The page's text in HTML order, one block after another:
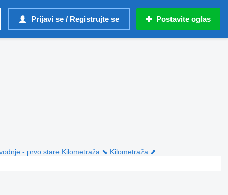
Prijavi se / Registrujte se Postavite oglas
- prvo stare Kilometraža ⬊ Kilometraža ⬈